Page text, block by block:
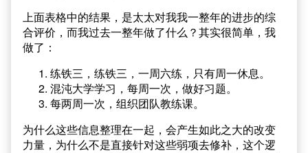
上面表格中的结果，是太太对我我一整年的进步的综
合评价，而我过去一整年做了什么？其实很简单，我
做了：
练铁三，练铁三，一周六练，只有周一休息。
混沌大学学习，每周一次，做好习题。
每两周一次，组织团队教练课。
为什么这些信息整理在一起，会产生如此之大的改变
力量，为什么不是直接针对这些弱项去修补，这个逻